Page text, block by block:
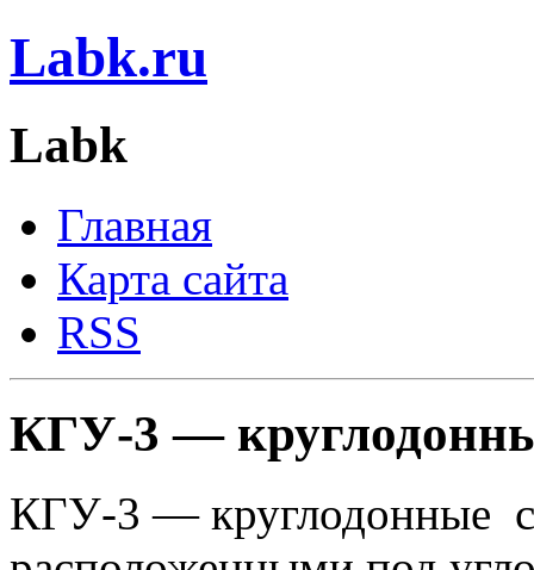
Labk.ru
Labk
Главная
Карта сайта
RSS
КГУ-3 —
КГУ-3 — круглодонные